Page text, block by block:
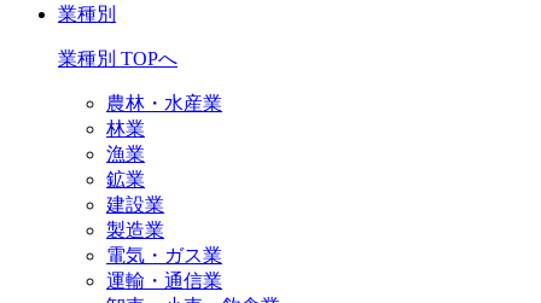
業種別
業種別 TOPへ
農林・水産業
林業
漁業
鉱業
建設業
製造業
電気・ガス業
運輸・通信業